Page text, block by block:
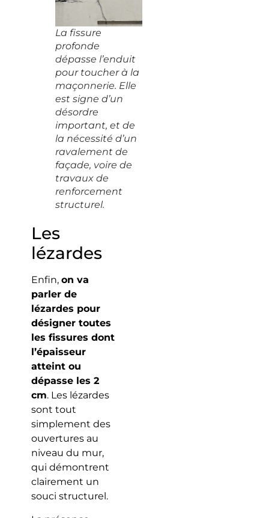
La fissure
profonde
dépasse l’enduit
pour toucher à la
maçonnerie. Elle
est signe d’un
désordre
important, et de
la nécessité d’un
ravalement de
façade, voire de
travaux de
renforcement
structurel.
Les
lézardes
Enfin, on va
parler de
lézardes pour
désigner toutes
les fissures dont
l’épaisseur
atteint ou
dépasse les 2
cm. Les lézardes
sont tout
simplement des
ouvertures au
niveau du mur,
qui démontrent
clairement un
souci structurel.